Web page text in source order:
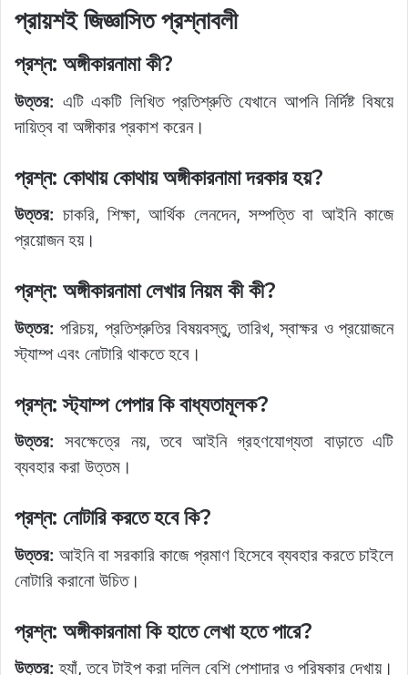
প্রায়শই জিজ্ঞাসিত প্রশ্নাবলী
প্রশ্ন: অঙ্গীকারনামা কী?
উত্তর: এটি একটি লিখিত প্রতিশ্রুতি যেখানে আপনি নির্দিষ্ট বিষয়ে
দায়িত্ব বা অঙ্গীকার প্রকাশ করেন।
প্রশ্ন: কোথায় কোথায় অঙ্গীকারনামা দরকার হয়?
উত্তর: চাকরি, শিক্ষা, আর্থিক লেনদেন, সম্পত্তি বা আইনি কাজে
প্রয়োজন হয়।
প্রশ্ন: অঙ্গীকারনামা লেখার নিয়ম কী কী?
উত্তর: পরিচয়, প্রতিশ্রুতির বিষয়বস্তু, তারিখ, স্বাক্ষর ও প্রয়োজনে
স্ট্যাম্প এবং নোটারি থাকতে হবে।
প্রশ্ন: স্ট্যাম্প পেপার কি বাধ্যতামূলক?
উত্তর: সবক্ষেত্রে নয়, তবে আইনি গ্রহণযোগ্যতা বাড়াতে এটি
ব্যবহার করা উত্তম।
প্রশ্ন: নোটারি করতে হবে কি?
উত্তর: আইনি বা সরকারি কাজে প্রমাণ হিসেবে ব্যবহার করতে চাইলে
নোটারি করানো উচিত।
প্রশ্ন: অঙ্গীকারনামা কি হাতে লেখা হতে পারে?
উত্তর: হ্যাঁ, তবে টাইপ করা দলিল বেশি পেশাদার ও পরিষ্কার দেখায়।